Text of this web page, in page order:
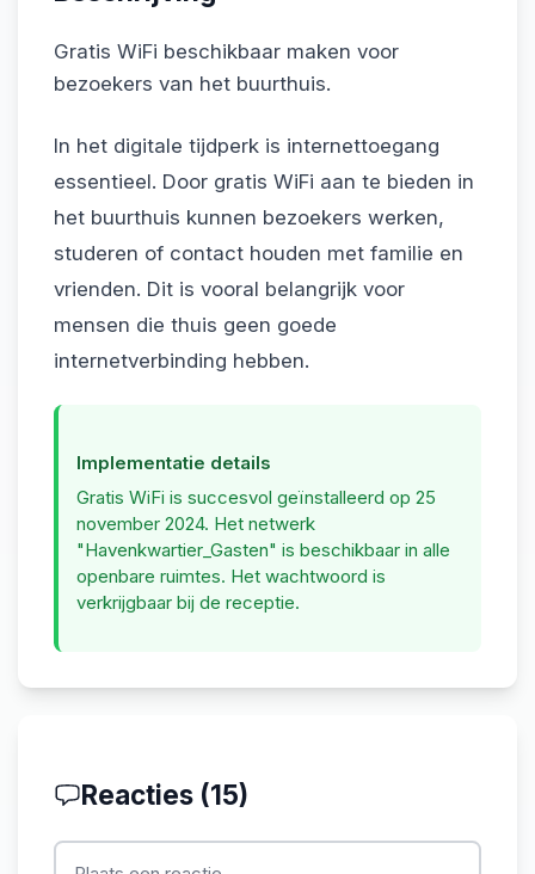
Contact
Gratis WiFi beschikbaar maken voor
bezoekers van het buurthuis.
In het digitale tijdperk is internettoegang
essentieel. Door gratis WiFi aan te bieden in
het buurthuis kunnen bezoekers werken,
studeren of contact houden met familie en
vrienden. Dit is vooral belangrijk voor
mensen die thuis geen goede
internetverbinding hebben.
Implementatie details
Gratis WiFi is succesvol geïnstalleerd op 25
november 2024. Het netwerk
"Havenkwartier_Gasten" is beschikbaar in alle
openbare ruimtes. Het wachtwoord is
verkrijgbaar bij de receptie.
Reacties (15)